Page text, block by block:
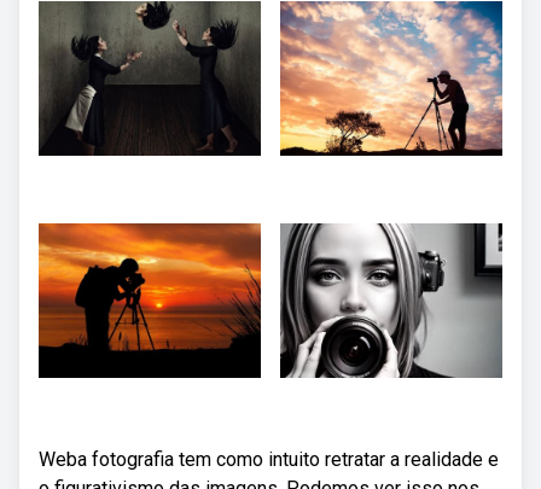
Weba fotografia tem como intuito retratar a realidade e